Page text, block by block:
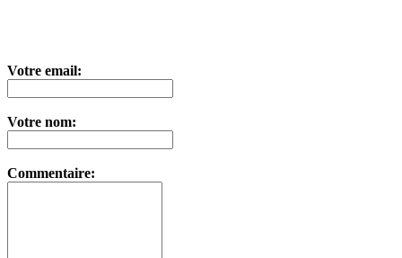
Votre email:
Votre nom:
Commentaire: